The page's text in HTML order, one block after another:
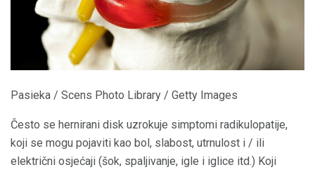
Pasieka / Scens Photo Library / Getty Images
Često se hernirani disk uzrokuje simptomi radikulopatije,
koji se mogu pojaviti kao bol, slabost, utrnulost i / ili
električni osjećaji (šok, spaljivanje, igle i iglice itd.) Koji